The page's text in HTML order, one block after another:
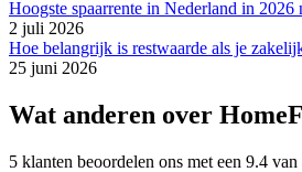
Hoogste spaarrente in Nederland in 2026
2 juli 2026
Hoe belangrijk is restwaarde als je
25 juni 2026
Wat anderen over
5 klanten beoordelen ons met een 9.4 van